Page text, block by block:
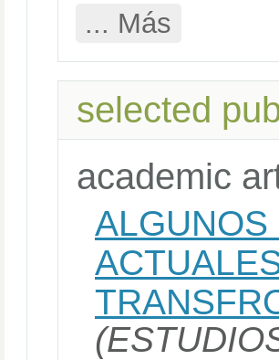
... Más
selected
academic